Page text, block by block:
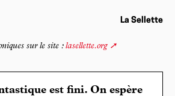
La Sellette
sur le site : lasellette.org
est fini. On espère